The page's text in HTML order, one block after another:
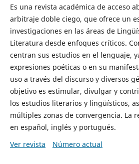
Es una revista académica de acceso
arbitraje doble ciego, que ofrece un
investigaciones en las áreas de
Literatura desde enfoques críticos.
centran sus estudios en el lenguaje,
expresiones poéticas o en su
uso a través del discurso y diversos
objetivo es estimular, divulgar y
los estudios literarios y lingüísticos,
múltiples zonas de convergencia. La
en español, inglés y portugués.
Ver revista
Número actual